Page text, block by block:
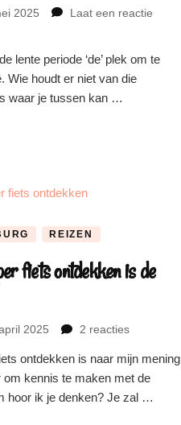
2025
Laat een reactie
lente periode ‘de’ plek om te
Wie houdt er niet van die
waar je tussen kan …
REIZEN
fiets ontdekken is de
2025 2 reacties
per
fiets
ontdekken
ontdekken is naar mijn mening
om kennis te maken met de
hoor ik je denken? Je zal …